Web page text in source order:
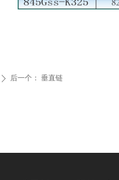
ꄲ 后一个： 垂直链